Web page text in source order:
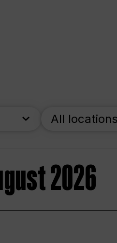
All locations
2026